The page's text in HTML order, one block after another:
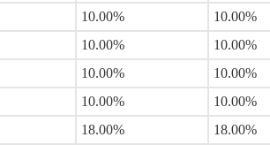
10.00% 10.00%
10.00% 10.00%
10.00% 10.00%
10.00% 10.00%
18.00% 18.00%